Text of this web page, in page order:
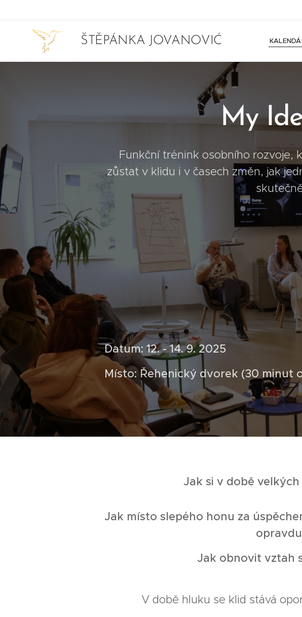
ŠTĚPÁNKA JOVANOVIĆ
My
Funkční trénink osobního rozvoje,
zůstat v klidu i v časech změn, jak
Datum: 12. - 14. 9. 2025
Místo: Řehenický dvorek (30 minut
Jak si v době
Jak místo slepého honu za
Jak obnovit vztah
V době hluku se klid stává